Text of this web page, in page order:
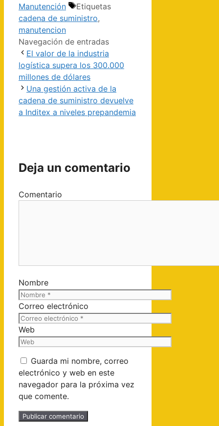
Manutención
Etiquetas
cadena de suministro,
manutencion
Navegación de entradas
El valor de la industria
logística supera los 300.000
millones de dólares
Una gestión activa de la
cadena de suministro devuelve
a Inditex a niveles prepandemia
Deja un comentario
Comentario
Nombre
Correo electrónico
Web
Guarda mi nombre, correo
electrónico y web en este
navegador para la próxima vez
que comente.